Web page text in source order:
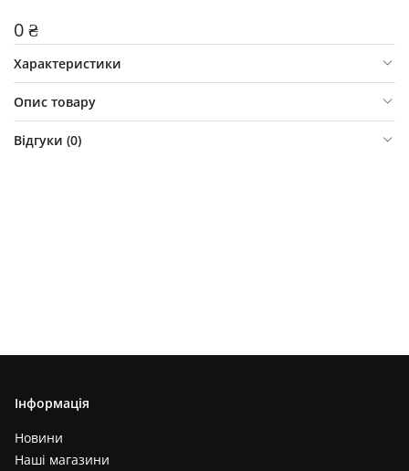
0 ₴
Характеристики
Опис товару
Відгуки (0)
Інформація
Новини
Наші магазини